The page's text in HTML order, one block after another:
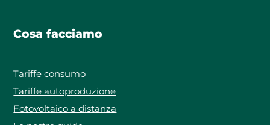
Cosa facciamo
Tariffe consumo
Tariffe autoproduzione
Fotovoltaico a distanza